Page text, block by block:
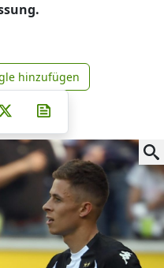
zu Google
hinzufügen
Facebook
auf Whatsapp
Teilen auf Telegram
Mail teilen
Post auf X